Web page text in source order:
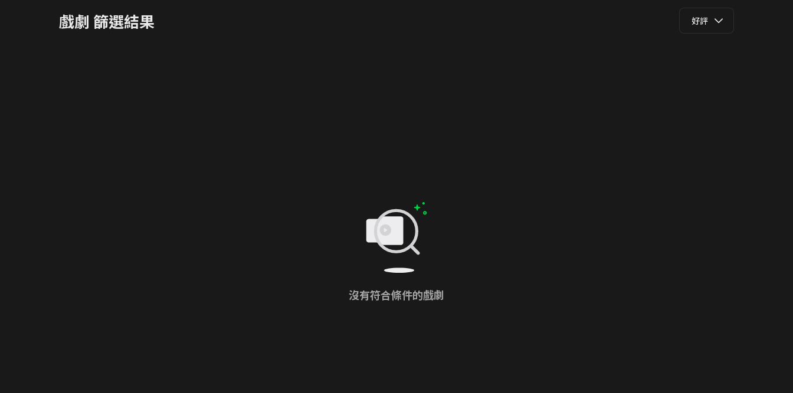
戲劇 篩選結果 好評
沒有符合條件的戲劇